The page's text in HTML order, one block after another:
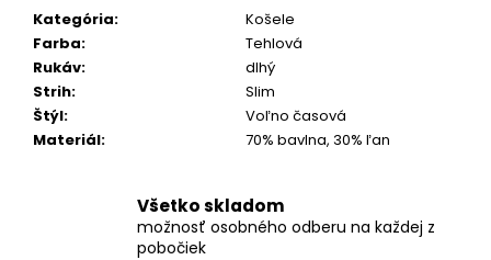
Kategória:
Košele
Farba:
Tehlová
Rukáv:
dlhý
Strih:
Slim
Štýl:
Voľno časová
Materiál: 70% bavlna, 30% ľan
Všetko skladom
možnosť osobného odberu na každej z
pobočiek
KOŠEĽA
K063-
A03
€44,99